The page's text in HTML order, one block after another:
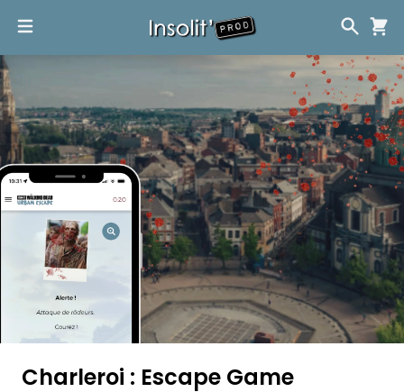
Charleroi : Escape Game